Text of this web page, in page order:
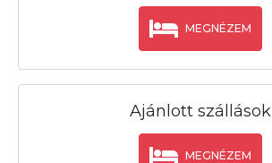
MEGNÉZEM
Ajánlott szállások
MEGNÉZEM